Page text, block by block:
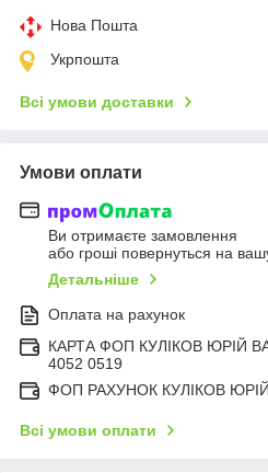
Нова Пошта
Укрпошта
Всі умови доставки
Умови оплати
Ви отримаєте замовлення
або гроші повернуться на
Детальніше
Оплата на рахунок
КАРТА ФОП КУЛІКОВ ЮРІЙ
4052 0519
ФОП РАХУНОК КУЛІКОВ
Всі умови оплати